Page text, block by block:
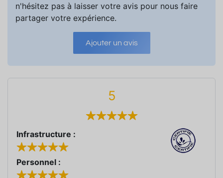
n'hésitez pas à laisser votre avis pour nous faire
partager votre expérience.
Ajouter un avis
5
Infrastructure :
Personnel :